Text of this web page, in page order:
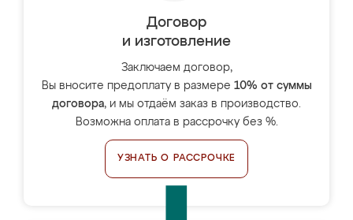
Договор
и изготовление
Заключаем договор,
Вы вносите предоплату в размере 10% от суммы
договора, и мы отдаём заказ в производство.
Возможна оплата в рассрочку без %.
УЗНАТЬ О РАССРОЧКЕ